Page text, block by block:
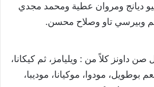
ديانج ومروان عطية ومحمد مجدي
وبيرسي تاو وصلاح محسن.
داونز كلاً من : ويليامز، ثم كيكانا،
بوطويل، مودوا، موكيانا، موديبا،